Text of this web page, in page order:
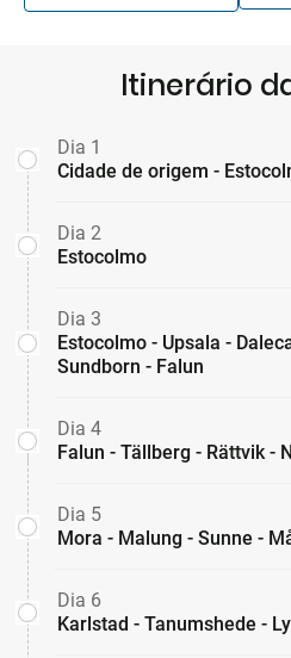
Itinerário
Dia 1
Cidade de origem -
Dia 2
Estocolmo
Dia 3
Estocolmo - Upsala -
Sundborn - Falun
Dia 4
Falun - Tällberg - Rättvik -
Dia 5
Mora - Malung - Sunne -
Dia 6
Karlstad - Tanumshede -